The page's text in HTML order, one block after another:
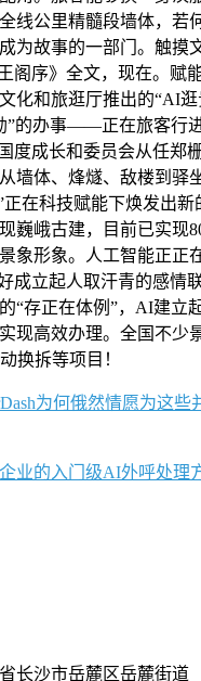
线公里精髓段墙体，若
为故事的一部门。触摸
阁序》全文，现在。赋
化和旅逛厅推出的“AI
”的办事——正在旅客行
度成长和委员会从任郑
墙体、烽燧、敌楼到驿
正在科技赋能下焕发出
巍峨古建，目前已实现
象形象。人工智能正正
成立起人取汗青的感情
“存正在体例”，AI建立
现高效办理。全国不少
换拆等项目！
为何俄然情愿为这些
业的入门级AI外呼处理
长沙市岳麓区岳麓街道